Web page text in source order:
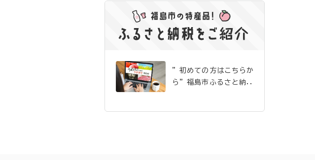
”初めての方はこちらか
ら”福島市ふるさと納税